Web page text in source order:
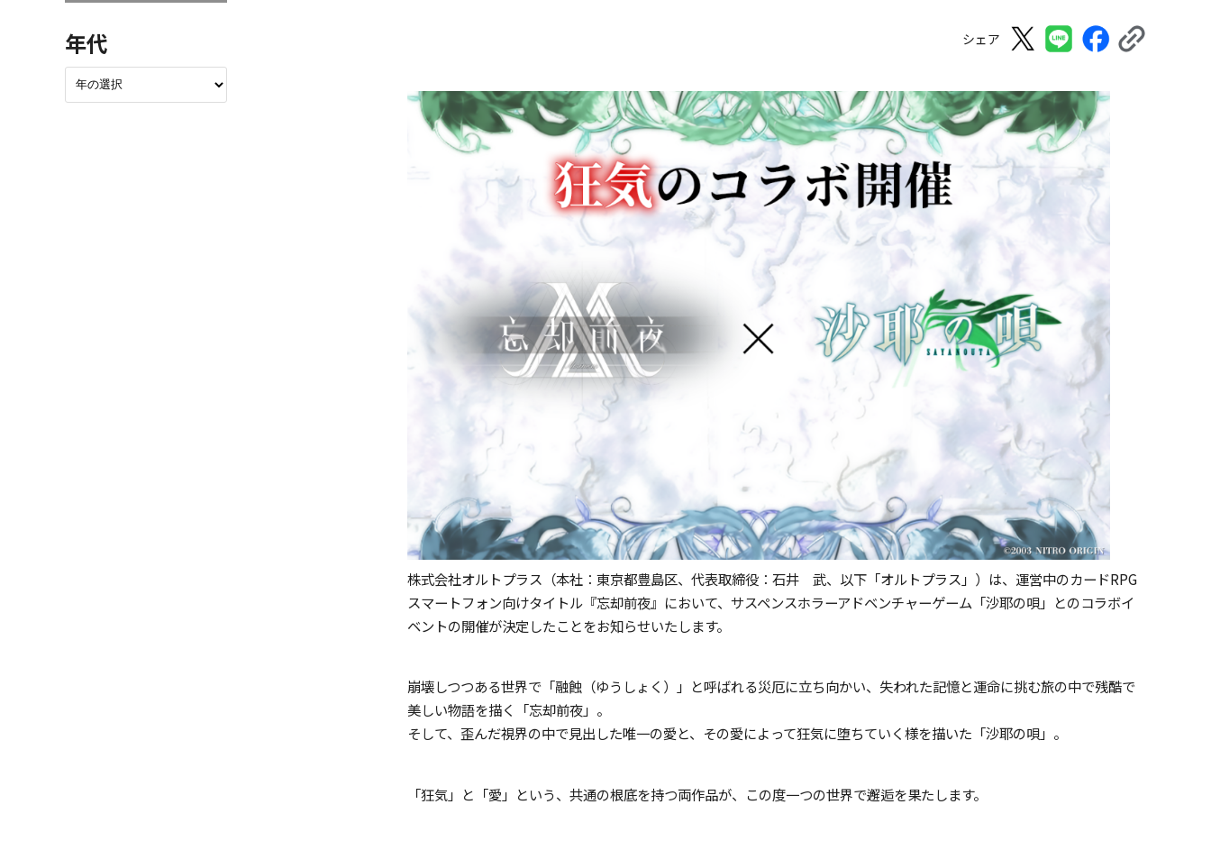
シェア
株式会社オルトプラス（本社：東京都豊島区、代表取締役：石井 武、以下「オルトプラス」）は、運営中のカードRPG
スマートフォン向けタイトル『忘却前夜』において、サスペンスホラーアドベンチャーゲーム「沙耶の唄」とのコラボイ
ベントの開催が決定したことをお知らせいたします。
崩壊しつつある世界で「融蝕（ゆうしょく）」と呼ばれる災厄に立ち向かい、失われた記憶と運命に挑む旅の中で残酷で
美しい物語を描く「忘却前夜」。
そして、歪んだ視界の中で見出した唯一の愛と、その愛によって狂気に堕ちていく様を描いた「沙耶の唄」。
「狂気」と「愛」という、共通の根底を持つ両作品が、この度一つの世界で邂逅を果たします。
年代